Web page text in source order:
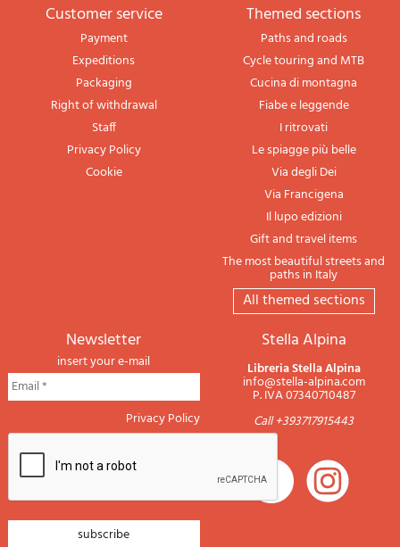
Customer service
Payment
Expeditions
Packaging
Right of withdrawal
Staff
Privacy Policy
Cookie
themed sections
Paths and roads
Cycle touring and MTB
Cucina di montagna
Fiabe e leggende
I ritrovati
Le spiagge più belle
Via degli Dei
Via Francigena
Il lupo edizioni
Gift and travel items
The most beautiful streets and
paths in Italy
All themed sections
newsletter
insert your e-mail
Privacy Policy
Stella Alpina
Libreria Stella Alpina
info@stella-alpina.com
P. IVA 07340710487
Call +393717915443